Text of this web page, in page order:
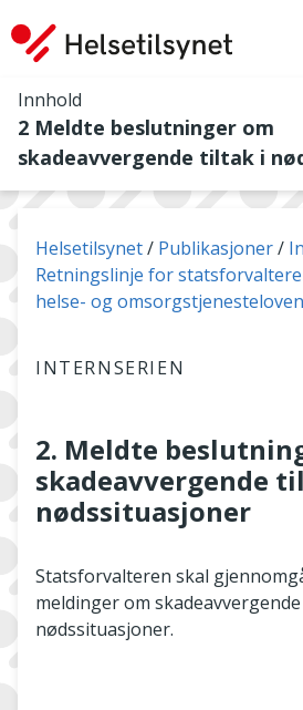
Innhold
2 Meldte beslutninger om
skadeavvergende tiltak i
Du er her:
Helsetilsynet Publikasjoner
Retningslinje for
helse- og
INTERNSERIEN
2. Meldte
skadeavvergende
nødssituasjoner
Statsforvalteren skal
meldinger om
nødssituasjoner.